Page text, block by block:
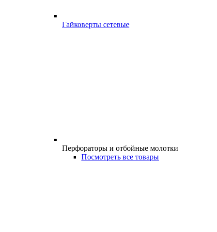
Гайковерты сетевые
Перфораторы и отбойные молотки
Посмотреть все товары